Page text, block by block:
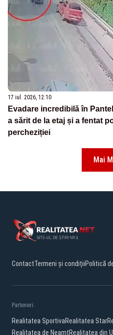
17 iul. 2026, 12:10
Evadare incredibilă în
a sărit de la etaj și a fentat
percheziției
Mai
ContactTermeni și condițiiPolitică
Parteneri:
Realitatea SportivaRealitatea Star
Realitatea de NeamtRealitatea din